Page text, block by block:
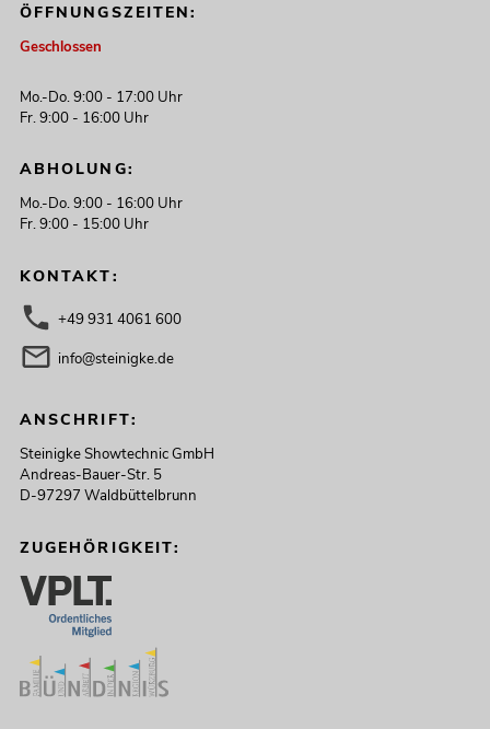
ÖFFNUNGSZEITEN:
Geschlossen
Mo.-Do. 9:00 - 17:00 Uhr
Fr. 9:00 - 16:00 Uhr
ABHOLUNG:
Mo.-Do. 9:00 - 16:00 Uhr
Fr. 9:00 - 15:00 Uhr
KONTAKT:
+49 931 4061 600
info@steinigke.de
ANSCHRIFT:
Steinigke Showtechnic GmbH
Andreas-Bauer-Str. 5
D-97297 Waldbüttelbrunn
ZUGEHÖRIGKEIT: